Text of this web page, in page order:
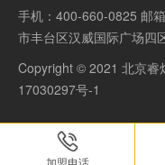
手机： 400-660-0825 邮
市丰台区汉威国际广场四
Copyright © 2021 北京睿
17030297号-1
加盟电话